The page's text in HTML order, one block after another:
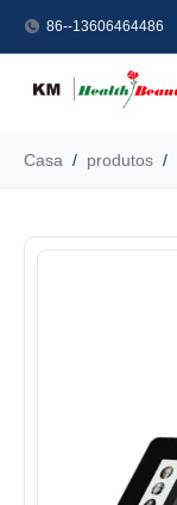
86--13606464486
Casa / produtos /